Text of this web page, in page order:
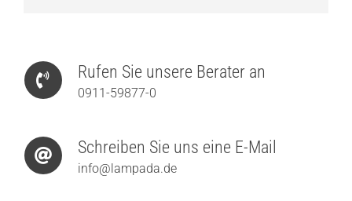
Rufen Sie unsere Berater an
0911-59877-0
Schreiben Sie uns eine E-Mail
info@lampada.de